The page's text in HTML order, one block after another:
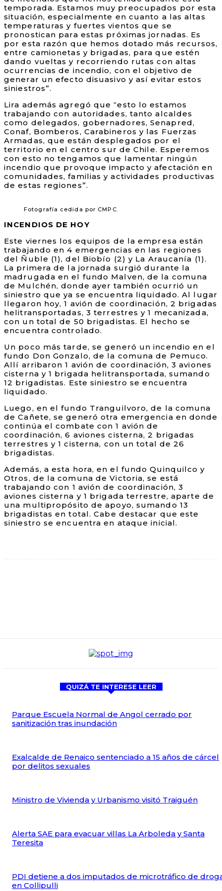
temporada. Estamos muy preocupados por esta
situación, especialmente en cuanto a las altas
temperaturas y fuertes vientos que se
pronostican para estas próximas jornadas. Es
por esta razón que hemos dotado más recursos,
entre camionetas y brigadas, para que estén
dando vueltas y recorriendo rutas con altas
ocurrencias de incendio, con el objetivo de
generar un efecto disuasivo y así evitar estos
siniestros”.
Lira además agregó que “esto lo estamos
trabajando con autoridades, tanto alcaldes
como delegados, gobernadores, Senapred,
Conaf, Bomberos, Carabineros y las Fuerzas
Armadas, que están desplegados por el
territorio en el centro sur de Chile. Esperemos
con esto no tengamos que lamentar ningún
incendio que provoque impacto y afectación en
comunidades, familias y actividades productivas
de estas regiones”.
Fotografía cedida por CMPC.
INCENDIOS DE HOY
Este viernes los equipos de la empresa están
trabajando en 4 emergencias en las regiones
del Ñuble (1), del Biobío (2) y La Araucanía (1).
La primera de la jornada surgió durante la
madrugada en el fundo Malven, de la comuna
de Mulchén, donde ayer también ocurrió un
siniestro que ya se encuentra liquidado. Al lugar
llegaron hoy, 1 avión de coordinación, 2 brigadas
helitransportadas, 3 terrestres y 1 mecanizada,
con un total de 50 brigadistas. El hecho se
encuentra controlado.
Un poco más tarde, se generó un incendio en el
fundo Don Gonzalo, de la comuna de Pemuco.
Allí arribaron 1 avión de coordinación, 3 aviones
cisterna y 1 brigada helitransportada, sumando
12 brigadistas. Este siniestro se encuentra
liquidado.
Luego, en el fundo Tranguilvoro, de la comuna
de Cañete, se generó otra emergencia en donde
continúa el combate con 1 avión de
coordinación, 6 aviones cisterna, 2 brigadas
terrestres y 1 cisterna, con un total de 26
brigadistas.
Además, a esta hora, en el fundo Quinquilco y
Otros, de la comuna de Victoria, se está
trabajando con 1 avión de coordinación, 3
aviones cisterna y 1 brigada terrestre, aparte de
una multipropósito de apoyo, sumando 13
brigadistas en total. Cabe destacar que este
siniestro se encuentra en ataque inicial.
QUIZÁ TE INTERESE LEER
Parque Escuela Normal de Angol cerrado por
sanitización tras inundación
Exalcalde de Renaico sentenciado a 15 años de cárcel
por delitos sexuales
Ministro de Vivienda y Urbanismo visitó Traiguén
Alerta SAE para evacuar villas La Arboleda y Santa
Teresita
PDI detiene a dos imputados de microtráfico de
en Collipulli